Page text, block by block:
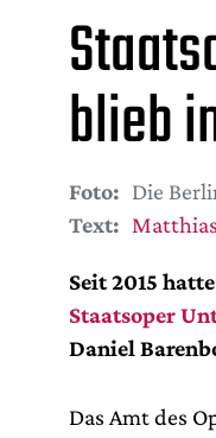
blieb
Foto: Die
Text:
Seit 2015
Staatsoper
Daniel
Das Amt des